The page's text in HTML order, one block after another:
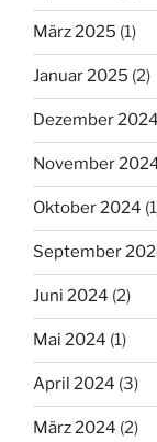
März 2025 (1)
Januar 2025 (2)
Dezember 2024
November
Oktober 2024
September
Juni 2024 (2)
Mai 2024 (1)
April 2024 (3)
März 2024 (2)